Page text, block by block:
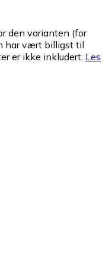
den varianten (for
har vært billigst til
er ikke inkludert. Les